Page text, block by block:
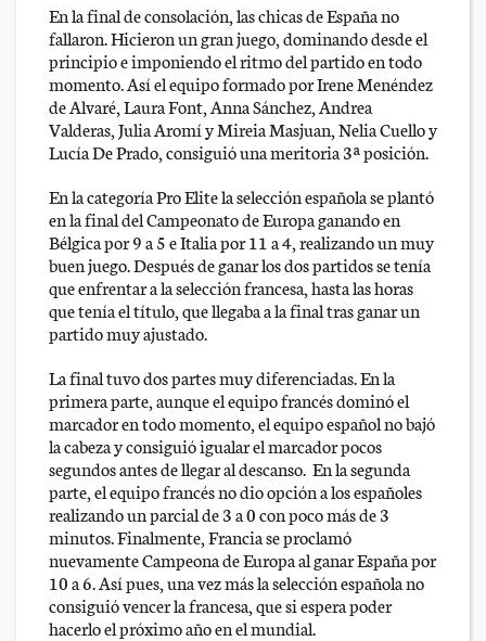
En la final de consolación, las chicas de España no
fallaron. Hicieron un gran juego, dominando desde el
principio e imponiendo el ritmo del partido en todo
momento. Así el equipo formado por Irene Menéndez
de Alvaré, Laura Font, Anna Sánchez, Andrea
Valderas, Julia Aromí y Mireia Masjuan, Nelia Cuello y
Lucía De Prado, consiguió una meritoria 3ª posición.
En la categoría Pro Elite la selección española se plantó
en la final del Campeonato de Europa ganando en
Bélgica por 9 a 5 e Italia por 11 a 4, realizando un muy
buen juego. Después de ganar los dos partidos se tenía
que enfrentar a la selección francesa, hasta las horas
que tenía el título, que llegaba a la final tras ganar un
partido muy ajustado.
La final tuvo dos partes muy diferenciadas. En la
primera parte, aunque el equipo francés dominó el
marcador en todo momento, el equipo español no bajó
la cabeza y consiguió igualar el marcador pocos
segundos antes de llegar al descanso. En la segunda
parte, el equipo francés no dio opción a los españoles
realizando un parcial de 3 a 0 con poco más de 3
minutos. Finalmente, Francia se proclamó
nuevamente Campeona de Europa al ganar España por
10 a 6. Así pues, una vez más la selección española no
consiguió vencer la francesa, que si espera poder
hacerlo el próximo año en el mundial.